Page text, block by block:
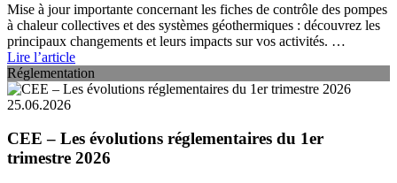
Mise à jour importante concernant les fiches de contrôle des pompes
à chaleur collectives et des systèmes géothermiques : découvrez les
principaux changements et leurs impacts sur vos activités. …
Lire l’article
Réglementation
25.06.2026
CEE – Les évolutions réglementaires du 1er
trimestre 2026